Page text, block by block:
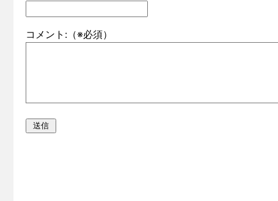
コメント:（※必須）